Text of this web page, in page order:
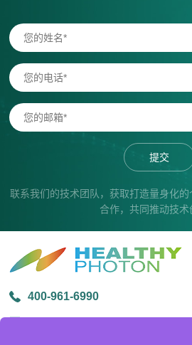
提交
联系我们的技术团队，获取打造量身化
合作，共同推动技术
400-961-6990